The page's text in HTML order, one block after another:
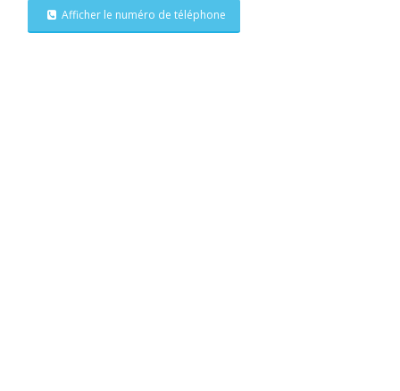
Afficher le numéro de téléphone